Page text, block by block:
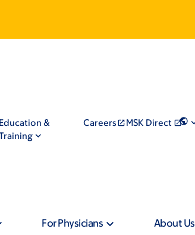
Education &
Careers MSK Direct
For Physicians About Us